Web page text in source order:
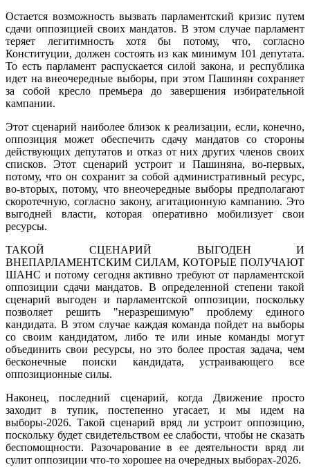
Остается возможность вызвать парламентский кризис путем
сдачи оппозицией своих мандатов. В этом случае парламент
теряет легитимность хотя бы потому, что, согласно
Конституции, должен состоять из как минимум 101 депутата.
То есть парламент распускается силой закона, и республика
идет на внеочередные выборы, при этом Пашинян сохраняет
за собой кресло премьера до завершения избирательной
кампании.
Этот сценарий наиболее близок к реализации, если, конечно,
оппозиция может обеспечить сдачу мандатов со стороны
действующих депутатов и отказ от них других членов своих
списков. Этот сценарий устроит и Пашиняна, во-первых,
потому, что он сохранит за собой административный ресурс,
во-вторых, потому, что внеочередные выборы предполагают
скоротечную, согласно закону, агитационную кампанию. Это
выгодней власти, которая оперативно мобилизует свои
ресурсы.
ТАКОЙ СЦЕНАРИЙ ВЫГОДЕН И
ВНЕПАРЛАМЕНТСКИМ СИЛАМ, КОТОРЫЕ ПОЛУЧАЮТ
ШАНС и потому сегодня активно требуют от парламентской
оппозиции сдачи мандатов. В определенной степени такой
сценарий выгоден и парламентской оппозиции, поскольку
позволяет решить "неразрешимую" проблему единого
кандидата. В этом случае каждая команда пойдет на выборы
со своим кандидатом, либо те или иные команды могут
объединить свои ресурсы, но это более простая задача, чем
бесконечные поиски кандидата, устраивающего все
оппозиционные силы.
Наконец, последний сценарий, когда Движение просто
заходит в тупик, постепенно угасает, и мы идем на
выборы-2026. Такой сценарий вряд ли устроит оппозицию,
поскольку будет свидетельством ее слабости, чтобы не сказать
беспомощности. Разочарование в ее деятельности вряд ли
сулит оппозиции что-то хорошее на очередных выборах-2026.